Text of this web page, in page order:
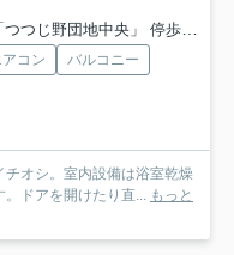
じ野団地中央」 停歩11分
アコン
バルコニー
チオシ。室内設備は浴室乾燥
ドアを開けたり直... もっと